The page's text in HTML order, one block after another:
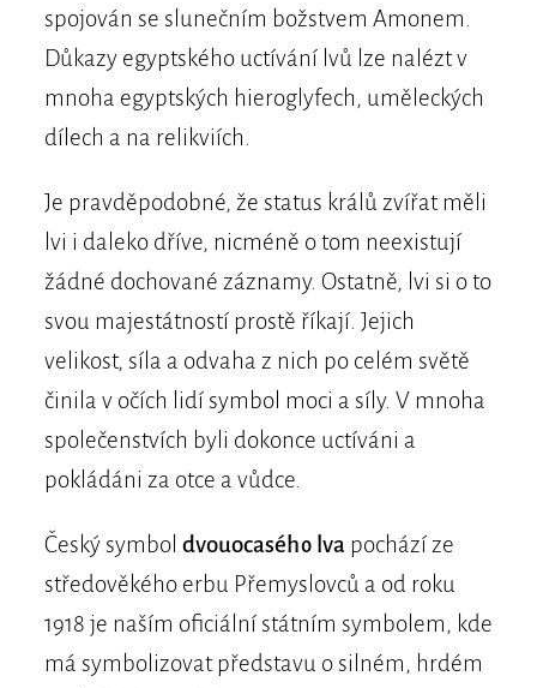
spojován se slunečním božstvem Amonem.
Důkazy egyptského uctívání lvů lze nalézt v
mnoha egyptských hieroglyfech, uměleckých
dílech a na relikviích.
Je pravděpodobné, že status králů zvířat měli
lvi i daleko dříve, nicméně o tom neexistují
žádné dochované záznamy. Ostatně, lvi si o to
svou majestátností prostě říkají. Jejich
velikost, síla a odvaha z nich po celém světě
činila v očích lidí symbol moci a síly. V mnoha
společenstvích byli dokonce uctíváni a
pokládáni za otce a vůdce.
Český symbol dvouocasého lva pochází ze
středověkého erbu Přemyslovců a od roku
1918 je naším oficiální státním symbolem, kde
má symbolizovat představu o silném, hrdém